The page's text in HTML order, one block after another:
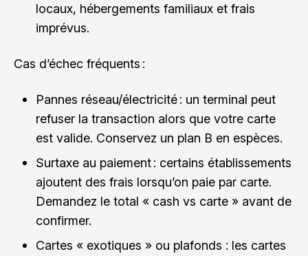
locaux, hébergements familiaux et frais
imprévus.
Cas d’échec fréquents :
Pannes réseau/électricité : un terminal peut
refuser la transaction alors que votre carte
est valide. Conservez un plan B en espèces.
Surtaxe au paiement : certains établissements
ajoutent des frais lorsqu’on paie par carte.
Demandez le total « cash vs carte » avant de
confirmer.
Cartes « exotiques » ou plafonds : les cartes